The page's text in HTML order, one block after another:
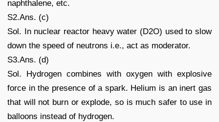
naphthalene, etc.
S2.Ans. (c)
Sol. In nuclear reactor heavy water (D2O) used to slow
down the speed of neutrons i.e., act as moderator.
S3.Ans. (d)
Sol. Hydrogen combines with oxygen with explosive
force in the presence of a spark. Helium is an inert gas
that will not burn or explode, so is much safer to use in
balloons instead of hydrogen.